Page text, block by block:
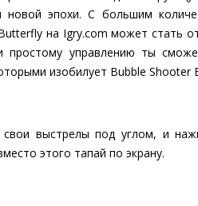
новой эпохи. С большим
на Igry.com может стать
управлению ты
изобилует Bubble Shooter
выстрелы под углом, и
этого тапай по экрану.